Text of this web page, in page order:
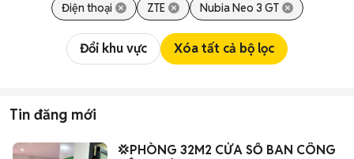
Điện thoại ZTE Nubia Neo 3 GT
Đổi khu vực Xóa tất cả bộ lọc
Tin đăng mới
💢PHÒNG 32M2 CỬA SỔ BAN CÔNG